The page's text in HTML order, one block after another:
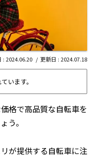
2024.06.20 2024.07.18
います。
格で高品質な自転車を
う。
が提供する自転車に注